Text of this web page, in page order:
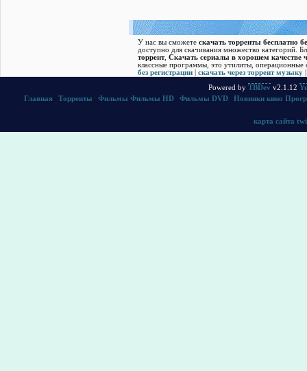
У нас вы сможете скачать торренты бесплатно
доступно для скачивания множество категорий.
торрент, Скачать cериалы в хорошем качестве
классные программы, это утилиты,
без регистрации| скачать через торрент музыку
Powered by TBDev v2.1.12
Главная
Торренты Фильмы Фильмы HD Фильмы DVD Новинки кино
карта сайта